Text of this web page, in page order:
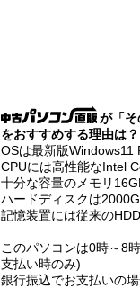
が「
をおすすめする理由は？
OSは最新版Windows11
CPUには高性能なIntel
十分な容量のメモリ
ハードディスクは
記憶装置には従来の
このパソコンは0時～8
支払い時のみ)
銀行振込でお支払いの